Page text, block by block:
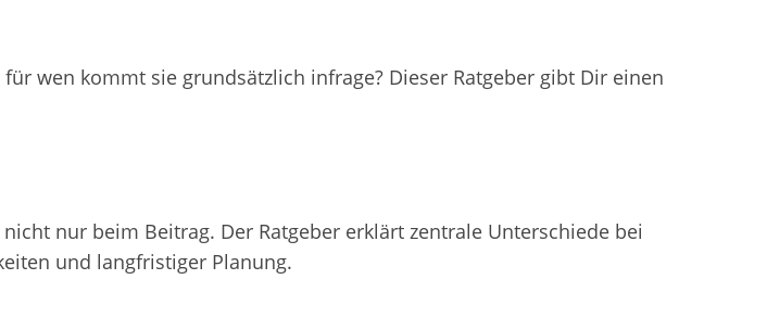
wen kommt sie grundsätzlich infrage? Dieser Ratgeber gibt Dir einen
nur beim Beitrag. Der Ratgeber erklärt zentrale Unterschiede bei
und langfristiger Planung.